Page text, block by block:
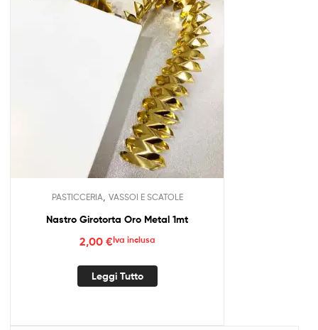
PASTICCERIA VASSOI E SCATOLE
Nastro Girotorta Oro Metal 1mt
2,00 €Iva inclusa
Leggi Tutto